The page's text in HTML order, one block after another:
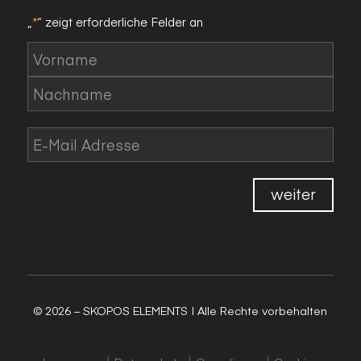
*“ zeigt erforderliche Felder an
Name
Vorname
E-
Mail*
weiter
© 2026 – SKOPOS ELEMENTS | Alle Rechte vorbehalten